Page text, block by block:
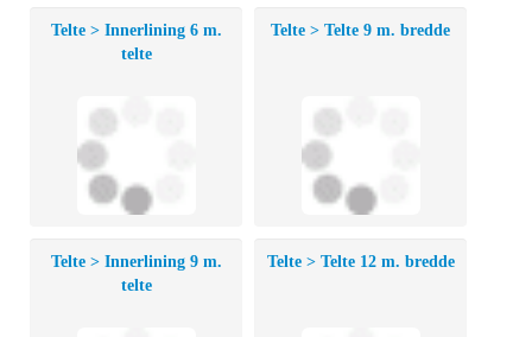
Telte > Innerlining 6 m.
telte
Telte > Telte 9 m. bredde
Telte > Innerlining 9 m.
telte
Telte > Telte 12 m. bredde